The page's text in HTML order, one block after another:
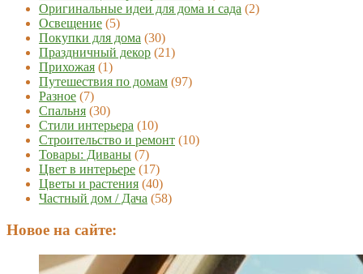
Оригинальные идеи для дома и сада (2)
Освещение (5)
Покупки для дома (30)
Праздничный декор (21)
Прихожая (1)
Путешествия по домам (97)
Разное (7)
Спальня (30)
Стили интерьера (10)
Строительство и ремонт (10)
Товары: Диваны (7)
Цвет в интерьере (17)
Цветы и растения (40)
Частный дом / Дача (58)
Новое на сайте: